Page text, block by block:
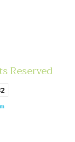
Reserved